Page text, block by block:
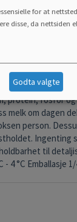
i regionen der
som
protein, fosfor
melk om dagen
person.
Ingenting
til
- 4 °C Emballasje
for at
disse, da nettsiden
Godta valgte